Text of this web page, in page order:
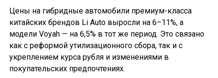
Цены на гибридные автомобили премиум-класса
китайских брендов Li Auto выросли на 6–11%, а
модели Voyah — на 6,5% в тот же период. Это связано
как с реформой утилизационного сбора, так и с
укреплением курса рубля и изменениями в
покупательских предпочтениях.